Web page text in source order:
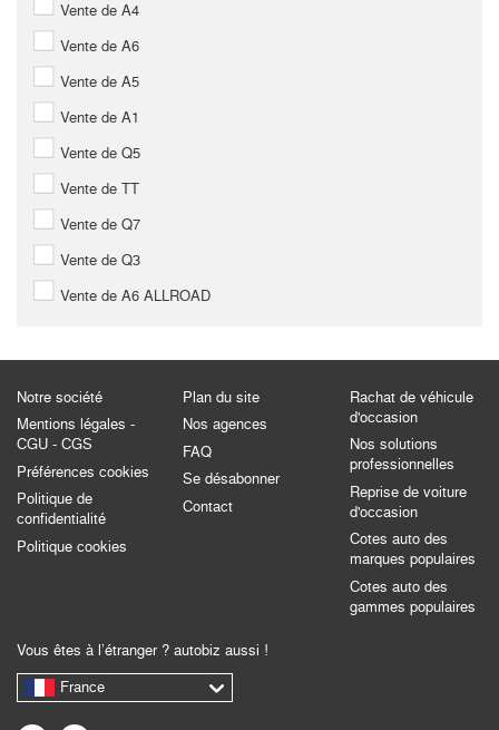
Vente de A4
Vente de A6
Vente de A5
Vente de A1
Vente de Q5
Vente de TT
Vente de Q7
Vente de Q3
Vente de A6 ALLROAD
Notre société
Mentions légales -
CGU - CGS
Préférences cookies
Politique de
confidentialité
Politique cookies
Plan du site
Nos agences
FAQ
Se désabonner
Contact
Rachat de véhicule
d'occasion
Nos solutions
professionnelles
Reprise de voiture
d'occasion
Cotes auto des
marques populaires
Cotes auto des
gammes populaires
Vous êtes à l’étranger ? autobiz aussi !
France